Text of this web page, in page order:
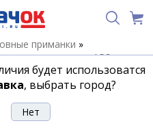
приманки »
приманки APS
APS JIG-HEAD 175mm #222
JIG-HEAD
упак)
будет использоватся
, выбрать город?